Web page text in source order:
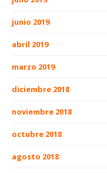
junio 2019
abril 2019
marzo 2019
diciembre 2018
noviembre 2018
octubre 2018
agosto 2018